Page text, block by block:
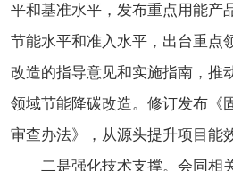
平和基准水平，发布重点用能产
节能水平和准入水平，出台重点
改造的指导意见和实施指南，推
领域节能降碳改造。修订发布《
审查办法》，从源头提升项目能
二是强化技术支撑。会同相